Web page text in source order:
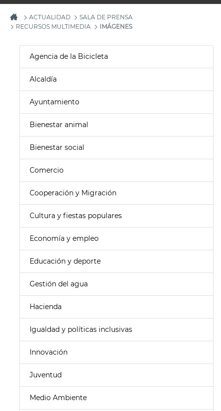
ACTUALIDAD
SALA DE PRENSA
RECURSOS MULTIMEDIA
IMÁGENES
Agencia de la Bicicleta
Alcaldía
Ayuntamiento
Bienestar animal
Bienestar social
Comercio
Cooperación y Migración
Cultura y fiestas populares
Economía y empleo
Educación y deporte
Gestión del agua
Hacienda
Igualdad y políticas inclusivas
Innovación
Juventud
Medio Ambiente